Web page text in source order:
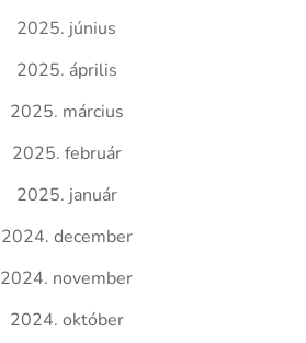
2025. június
2025. április
2025. március
2025. február
2025. január
2024. december
2024. november
2024. október